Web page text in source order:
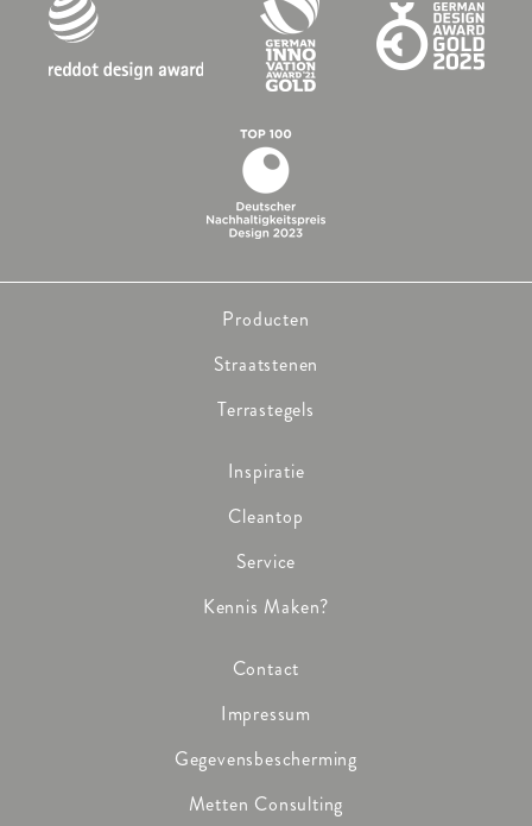
Producten
Straatstenen
Terrastegels
Inspiratie
Cleantop
Service
Kennis Maken?
Contact
Impressum
Gegevensbescherming
Metten Consulting